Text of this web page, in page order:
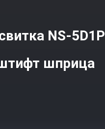
NS-5D1P
шприца